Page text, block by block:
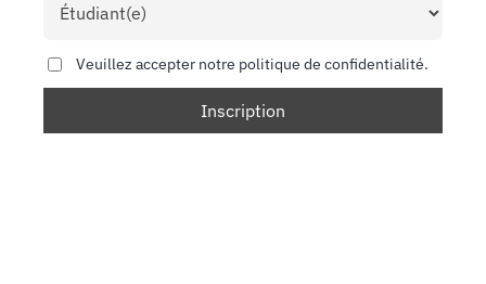
Veuillez accepter notre politique de confidentialité.